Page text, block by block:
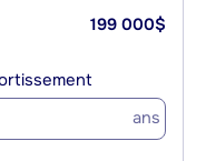
199 000$
ans